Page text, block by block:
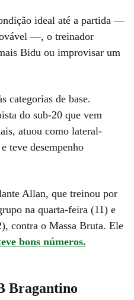
ideal até a partida —
—, o treinador
Bidu ou improvisar um
categorias de base.
do sub-20 que vem
atuou como lateral-
teve desempenho
Allan, que treinou por
na quarta-feira (11) e
contra o Massa Bruta. Ele
bons números.
Bragantino